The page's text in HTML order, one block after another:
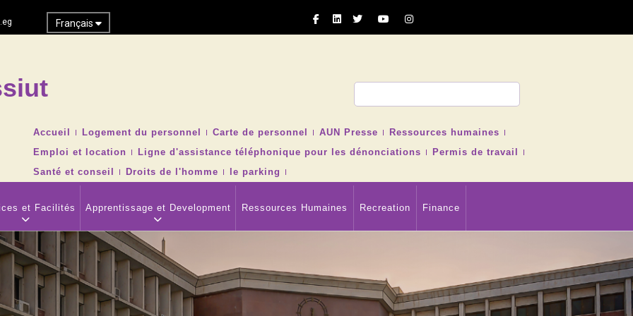
Français
TOP
NAVIGATION
MENU
Accueil Logement du personnel Carte de personnel AUN Presse
Ressources humaines
Emploi et location
Ligne d'assistance téléphonique pour les dénonciations
Permis de travail
Santé et conseil
Droits de l'homme le parking
et Facilités Apprentissage et Development Ressources Humaines Recreation Finance